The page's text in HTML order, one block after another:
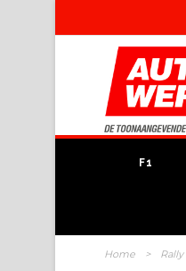
F1
Home > Rally